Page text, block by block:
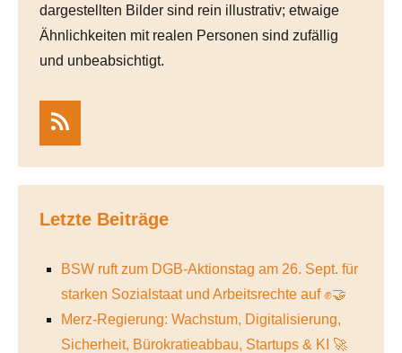
dargestellten Bilder sind rein illustrativ; etwaige
Ähnlichkeiten mit realen Personen sind zufällig
und unbeabsichtigt.
Letzte Beiträge
BSW ruft zum DGB-Aktionstag am 26. Sept. für
starken Sozialstaat und Arbeitsrechte auf ✊🤝
Merz-Regierung: Wachstum, Digitalisierung,
Sicherheit, Bürokratieabbau, Startups & KI 🚀